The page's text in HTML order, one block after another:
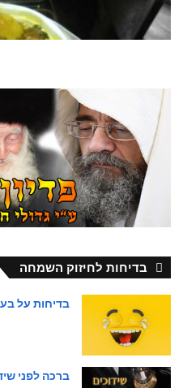
בדיחות לחיזוק השמחה
בדיחות על
ברכה לפני